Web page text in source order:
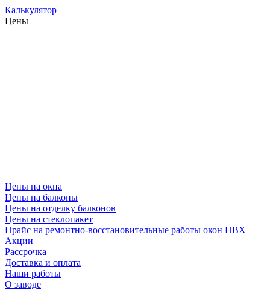
Калькулятор
Цены
Цены на окна
Цены на балконы
Цены на отделку балконов
Цены на стеклопакет
Прайс на ремонтно-восстановительные работы окон ПВХ
Акции
Рассрочка
Доставка и оплата
Наши работы
О заводе